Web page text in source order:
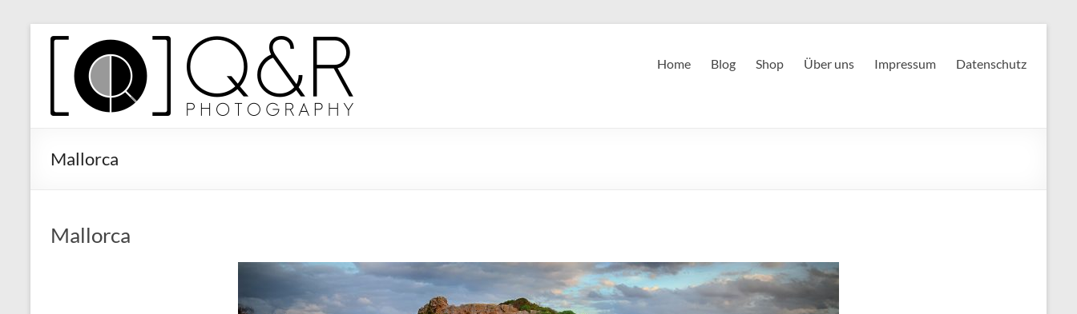
Inhalt
springenQ&R
Photography
Home Blog Shop Über uns Impressum Datenschutz
Mallorca
Mallorca